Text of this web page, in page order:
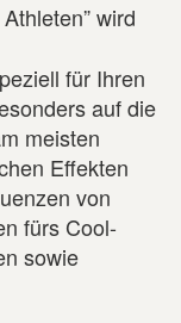
Athleten” wird
für Ihren
auf die
meisten
Effekten
von
fürs Cool-
sowie